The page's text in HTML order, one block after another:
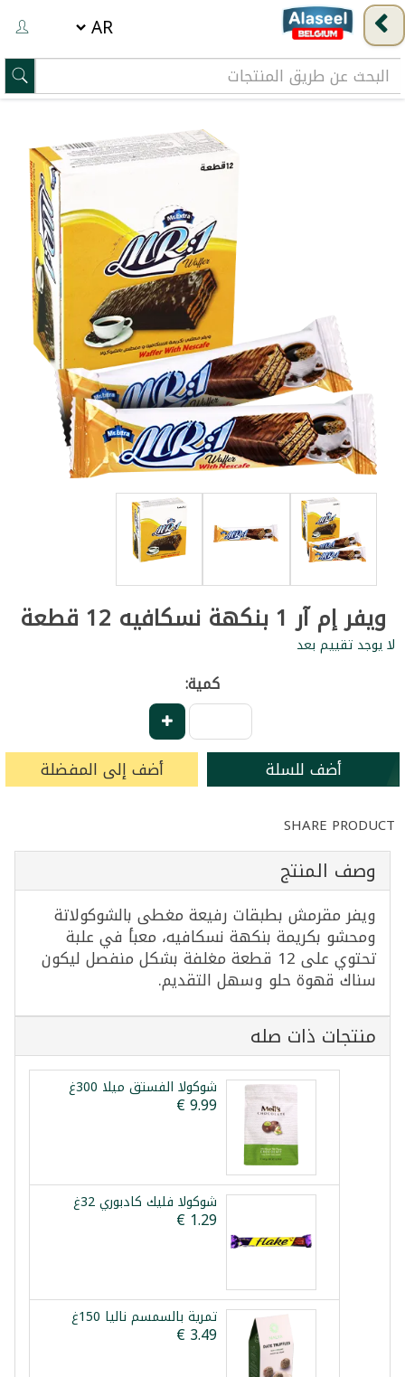
ويفر إم آر 1 بنكهة نسكافيه 12 قطعة
لا يوجد تقييم بعد
كمية:
أضف للسلة أضف إلى المفضلة
SHARE PRODUCT
وصف المنتج
ويفر مقرمش بطبقات رفيعة مغطى بالشوكولاتة
ومحشو بكريمة بنكهة نسكافيه، معبأ في علبة
تحتوي على 12 قطعة مغلفة بشكل منفصل ليكون
سناك قهوة حلو وسهل التقديم.
منتجات ذات صله
شوكولا الفستق ميلا 300غ
شوكولا فليك كادبوري 32غ
تمرية بالسمسم نالیا 150غ